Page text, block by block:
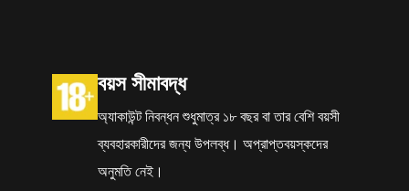
বয়স সীমাবদ্ধ
অ্যাকাউন্ট নিবন্ধন শুধুমাত্র ১৮ বছর বা তার বেশি বয়সী
ব্যবহারকারীদের জন্য উপলব্ধ। অপ্রাপ্তবয়স্কদের
অনুমতি নেই।